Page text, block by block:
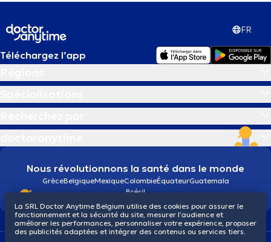
FR
Téléchargez l’app
Nous révolutionnons la santé dans le monde
GrèceBelgiqueMexiqueColombieÉquateurGuatemala
Brésil
La SRL Doctor Anytime Belgium utilise des cookies pour assurer le
fonctionnement et la sécurité du site, mesurer l’audience et
améliorer les performances, personnaliser votre expérience, proposer
des publicités adaptées et intégrer des contenus ou services tiers.